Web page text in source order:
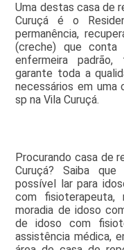
Uma destas casa de
Curuçá é o
permanência,
(creche) que conta
enfermeira
garante toda a
necessários em uma
sp na Vila Curuçá.
Procurando casa de
Curuçá? Saiba
possível lar para
com fisioterapeuta,
moradia de idoso
de idoso com
assistência médica,